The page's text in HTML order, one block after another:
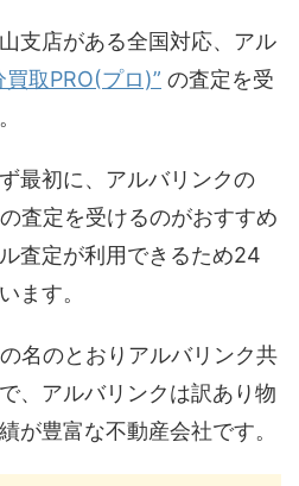
支店がある全国対応、アル
買取PRO(プロ)” の査定を受
最初に、アルバリンクの
査定を受けるのがおすすめ
査定が利用できるため24
ます。
名のとおりアルバリンク共
、アルバリンクは訳あり物
が豊富な不動産会社です。